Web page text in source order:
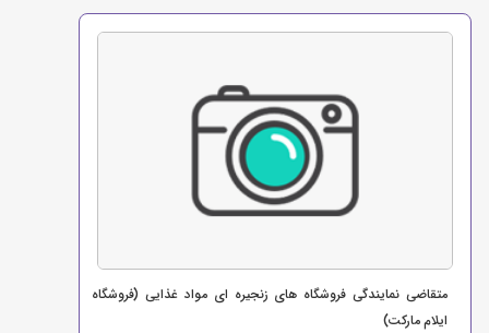
متقاضی نمایندگی فروشگاه های زنجیره ای مواد غذایی (فروشگاه
ایلام مارکت)